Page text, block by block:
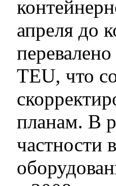
апреля до
TEU, что
планам. В
частности